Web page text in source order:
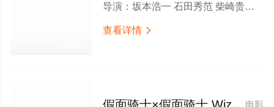
导演： 坂本浩一 石田秀范 柴崎贵行 诸田敏 田崎龙太
查看详情 
电影
假面骑士×假面骑士 Wizard Fourze MOVIE大战 Ultimatum